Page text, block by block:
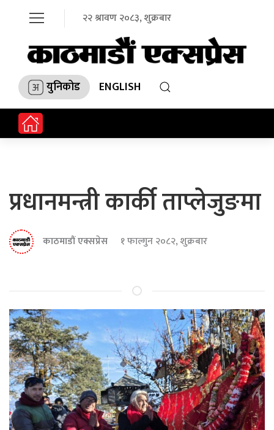
२२ श्रावण २०८३, शुक्रबार
युनिकोड ENGLISH
प्रधानमन्त्री कार्की ताप्लेजुङमा
काठमाडौं एक्सप्रेस १ फाल्गुन २०८२, शुक्रबार